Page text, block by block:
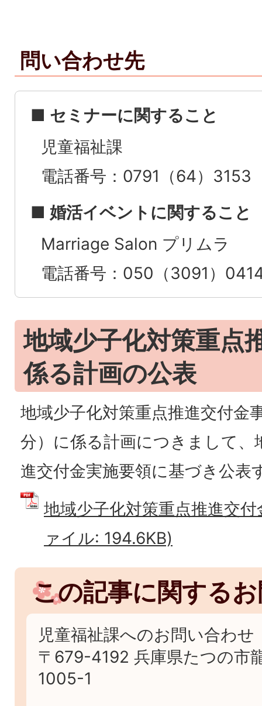
問い合わせ先
■ セミナーに関すること
児童福祉課
電話番号：0791（64）3153
■ 婚活イベントに関すること
Marriage Salon プリムラ
電話番号：050（3091）
地域少子化対策重点
係る計画の公表
地域少子化対策重点推進交付金
分）に係る計画につきまして、
進交付金実施要領に基づき公表
地域少子化対策重点推進交
ァイル: 194.6KB)
この記事に関する
児童福祉課へのお問い合わせ
〒679-4192 兵庫県たつの市
1005-1